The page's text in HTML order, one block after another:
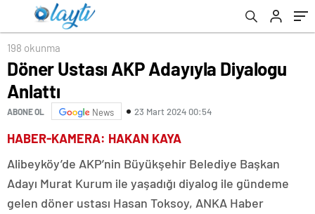
198 okunma
Döner Ustası AKP Adayıyla Diyalogu
Anlattı
ABONE OL News 23 Mart 2024 00:54
HABER-KAMERA: HAKAN KAYA
Alibeyköy’de AKP’nin Büyükşehir Belediye Başkan
Adayı Murat Kurum ile yaşadığı diyalog ile gündeme
gelen döner ustası Hasan Toksoy, ANKA Haber